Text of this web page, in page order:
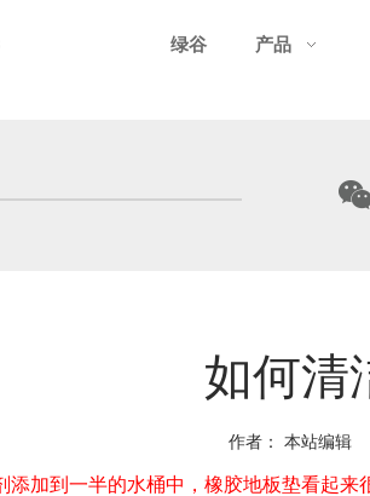
绿谷 产品
如何清
作者： 本站编辑
加到一半的水桶中，橡胶地板垫看起来